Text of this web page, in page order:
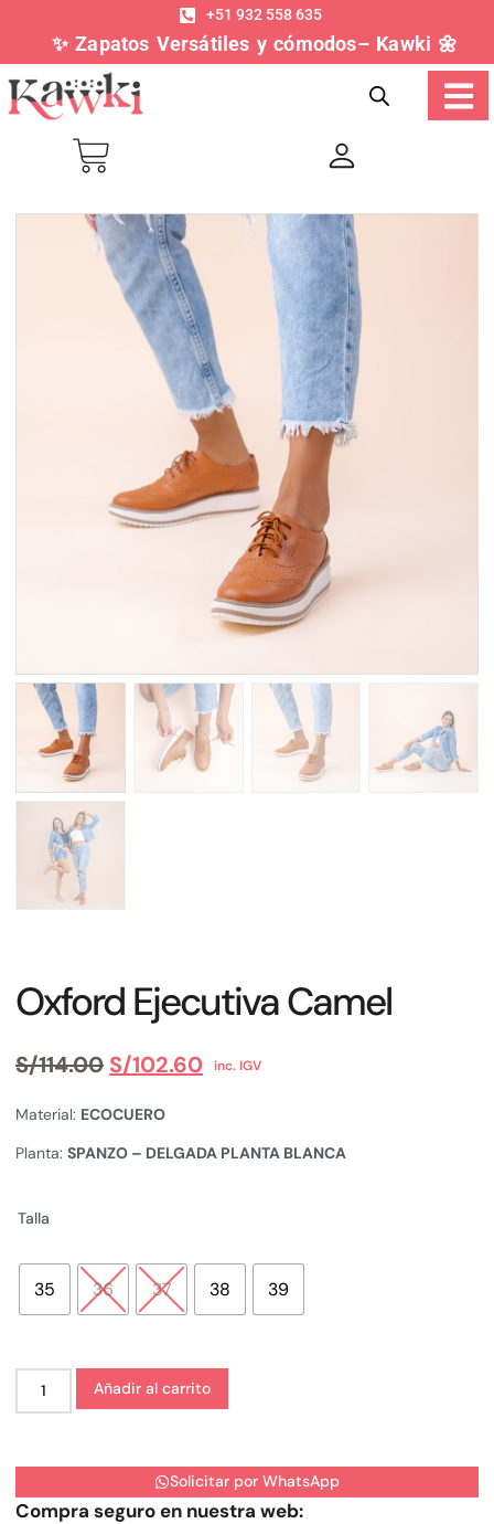
+51 932 558 635
✨ Zapatos Versátiles y cómodos– Kawki 🌼
Oxford Ejecutiva Camel
S/114.00 S/102.60 inc. IGV
Material: ECOCUERO
Planta: SPANZO – DELGADA PLANTA BLANCA
Talla
35 36 37 38 39
Añadir al carrito
Solicitar por WhatsApp
Compra seguro en nuestra web: